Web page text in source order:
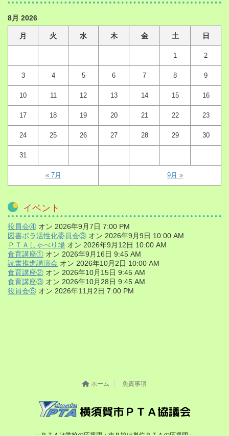
8月 2026
月 火 水 木 金 土 日
1 2
3 4 5 6 7 8 9
10 11 12 13 14 15 16
17 18 19 20 21 22 23
24 25 26 27 28 29 30
31
« 7月 9月 »
イベント
役員会④ オン 2026年9月7日 7:00 PM
図書ボラ活性化委員会③ オン 2026年9月9日 10:00 AM
ＰＴＡしゃべり場 オン 2026年9月12日 10:00 AM
食育講座① オン 2026年9月16日 9:45 AM
読書推進講演会 オン 2026年10月2日 10:00 AM
食育講座② オン 2026年10月15日 9:45 AM
食育講座③ オン 2026年10月28日 9:45 AM
役員会⑤ オン 2026年11月2日 7:00 PM
ホーム 免責事項